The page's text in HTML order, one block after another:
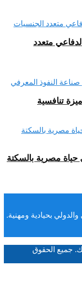
متعدد
تنافسية
حياة مصرية بالسكتة
بحيادية ومهنية.
جميع الحقوق